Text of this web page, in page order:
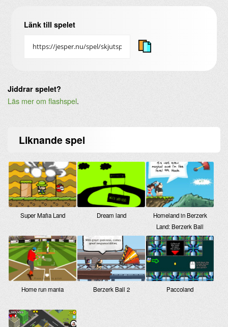
Länk till spelet
Jiddrar spelet?
Läs mer om flashspel.
Liknandespel
Super Mafia Land Dream land
Homeland in Berzerk
Land: Berzerk Ball
Home run mania Berzerk Ball 2 Paccoland